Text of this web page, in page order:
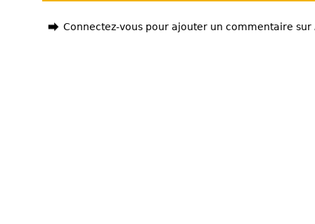
Connectez-vous pour ajouter un commentaire sur